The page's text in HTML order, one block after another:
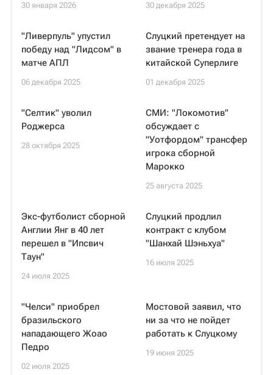
30 января 2026 30 декабря 2025
"Ливерпуль" упустил
победу над "Лидсом" в
матче АПЛ
06 декабря 2025
Слуцкий претендует на
звание тренера года в
китайской Суперлиге
01 декабря 2025
"Селтик" уволил
Роджерса
28 октября 2025
СМИ: "Локомотив"
обсуждает с
"Уотфордом" трансфер
игрока сборной
Марокко
25 августа 2025
Экс-футболист сборной
Англии Янг в 40 лет
перешел в "Ипсвич
Таун"
24 июля 2025
Слуцкий продлил
контракт с клубом
"Шанхай Шэньхуа"
16 июля 2025
"Челси" приобрел
бразильского
нападающего Жоао
Педро
02 июля 2025
Мостовой заявил, что
ни за что не пойдет
работать к Слуцкому
19 июня 2025